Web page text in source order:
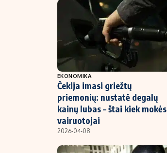
EKONOMIKA
Čekija imasi griežtų
priemonių: nustatė degalų
kainų lubas – štai kiek mokės
vairuotojai
2026-04-08